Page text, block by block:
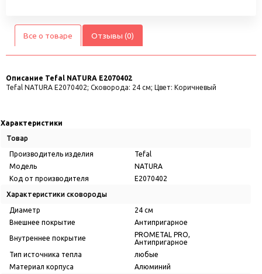
Все о товаре Отзывы (0)
Описание Tefal NATURA E2070402
Tefal NATURA E2070402; Сковорода: 24 см; Цвет: Коричневый
Характеристики
Товар
Производитель изделия
Tefal
Модель
NATURA
Код от производителя
E2070402
Характеристики сковороды
Диаметр
24 см
Внешнее покрытие
Антипригарное
Внутреннее покрытие
PROMETAL PRO,
Антипригарное
Тип источника тепла
любые
Материал корпуса
Алюминий